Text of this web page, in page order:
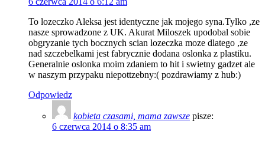
To lozeczko Aleksa jest identyczne jak mojego syna.Tylko ,ze
nasze sprowadzone z UK. Akurat Miloszek upodobal sobie
obgryzanie tych bocznych scian lozeczka moze dlatego ,ze
nad szczebelkami jest fabrycznie dodana oslonka z plastiku.
Generalnie oslonka moim zdaniem to hit i swietny gadzet ale
w naszym przypaku niepottzebny:( pozdrawiamy z hub:)
Odpowiedz
kobieta czasami, mama zawsze pisze:
6 czerwca 2014 o 8:35 am